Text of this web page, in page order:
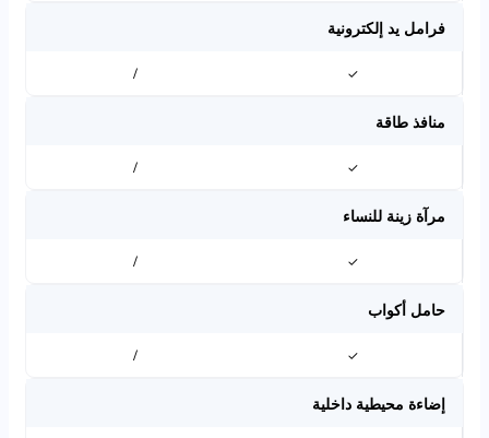
فرامل يد إلكترونية
✓
/
منافذ طاقة
✓
/
مرآة زينة للنساء
✓
/
حامل أكواب
✓
/
إضاءة محيطية داخلية